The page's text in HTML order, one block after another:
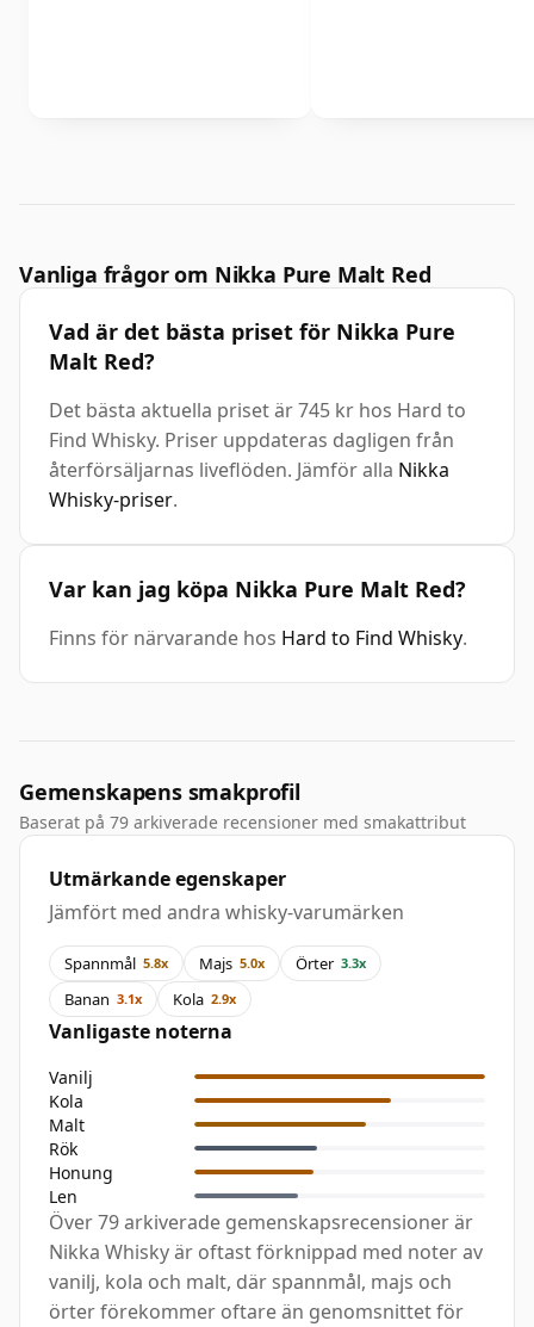
Vanliga frågor om Nikka Pure Malt Red
Vad är det bästa priset för Nikka Pure
Malt Red?
Det bästa aktuella priset är 745 kr hos Hard to
Find Whisky. Priser uppdateras dagligen från
återförsäljarnas liveflöden. Jämför alla Nikka
Whisky-priser.
Var kan jag köpa Nikka Pure Malt Red?
Finns för närvarande hos Hard to Find Whisky.
Gemenskapens smakprofil
Baserat på 79 arkiverade recensioner med smakattribut
Utmärkande egenskaper
Jämfört med andra whisky-varumärken
Spannmål 5.8x Majs 5.0x Örter 3.3x
Banan 3.1x Kola 2.9x
Vanligaste noterna
Vanilj
Kola
Malt
Rök
Honung
Len
Över 79 arkiverade gemenskapsrecensioner är
Nikka Whisky är oftast förknippad med noter av
vanilj, kola och malt, där spannmål, majs och
örter förekommer oftare än genomsnittet för